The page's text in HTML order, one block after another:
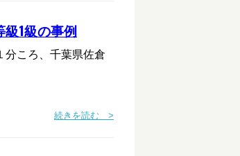
1級の事例
分ころ、千葉県佐倉
続きを読む >